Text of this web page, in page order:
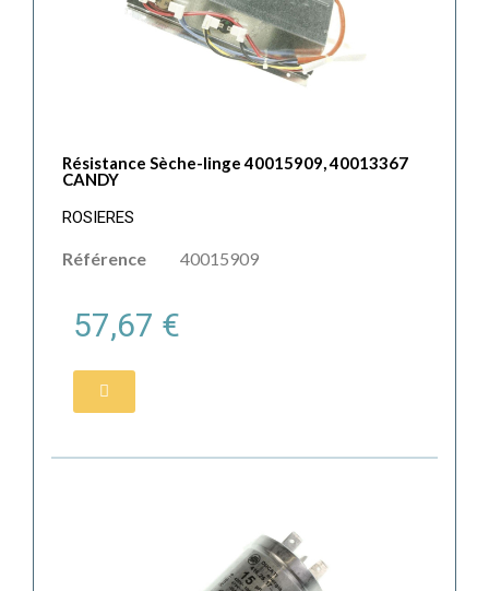
Résistance Sèche-linge 40015909, 40013367
CANDY
ROSIERES
Référence 40015909
57,67 €